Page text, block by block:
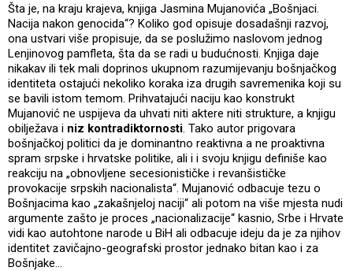
Šta je, na kraju krajeva, knjiga Jasmina Mujanovića „Bošnjaci.
Nacija nakon genocida“? Koliko god opisuje dosadašnji razvoj,
ona ustvari više propisuje, da se poslužimo naslovom jednog
Lenjinovog pamfleta, šta da se radi u budućnosti. Knjiga daje
nikakav ili tek mali doprinos ukupnom razumijevanju bošnjačkog
identiteta ostajući nekoliko koraka iza drugih savremenika koji su
se bavili istom temom. Prihvatajući naciju kao konstrukt
Mujanović ne uspijeva da uhvati niti aktere niti strukture, a knjigu
obilježava i niz kontradiktornosti. Tako autor prigovara
bošnjačkoj politici da je dominantno reaktivna a ne proaktivna
spram srpske i hrvatske politike, ali i i svoju knjigu definiše kao
reakciju na „obnovljene secesionističke i revanšističke
provokacije srpskih nacionalista“. Mujanović odbacuje tezu o
Bošnjacima kao „zakašnjeloj naciji“ ali potom na više mjesta nudi
argumente zašto je proces „nacionalizacije“ kasnio, Srbe i Hrvate
vidi kao autohtone narode u BiH ali odbacuje ideju da je za njihov
identitet zavičajno-geografski prostor jednako bitan kao i za
Bošnjake…